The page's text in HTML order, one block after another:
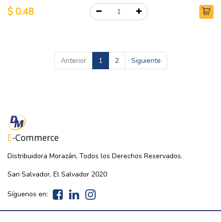
$0.48
Anterior 1 2 Siguiente
E-Commerce
Distribuidora Morazán, Todos los Derechos Reservados.
San Salvador, El Salvador 2020
Síguenos en: